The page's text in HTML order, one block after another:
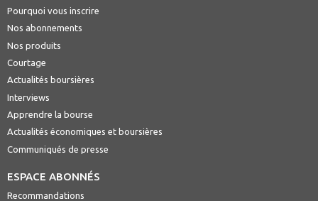
Pourquoi vous inscrire
Nos abonnements
Nos produits
Courtage
Actualités boursières
Interviews
Apprendre la bourse
Actualités économiques et boursières
Communiqués de presse
ESPACE ABONNÉS
Recommandations